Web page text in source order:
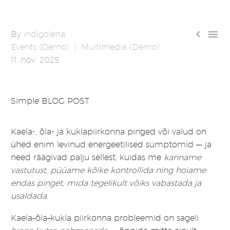
 
By indigolena
Events (Demo)
Multimedia (Demo)
11. nov. 2025
Simple BLOG POST
Kaela-, õla- ja kuklapiirkonna pinged või valud on
ühed enim levinud energeetilised sümptomid — ja
need räägivad palju sellest, kuidas me kanname
vastutust, püüame kõike kontrollida ning hoiame
endas pinget, mida tegelikult võiks vabastada ja
usaldada.
Kaela–õla–kukla piirkonna probleemid on sageli